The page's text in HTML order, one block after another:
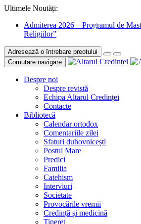
Ultimele Noutăți:
Admiterea 2026 – Programul de
Religiilor”
Adresează o întrebare preotului
Comutare navigare
Despre noi
Despre revistă
Echipa Altarul Credinței
Contacte
Bibliotecă
Calendar ortodox
Comentariile zilei
Sfaturi duhovnicești
Postul Mare
Predici
Familia
Catehism
Interviuri
Societate
Provocările vremii
Credință și medicină
Tineret